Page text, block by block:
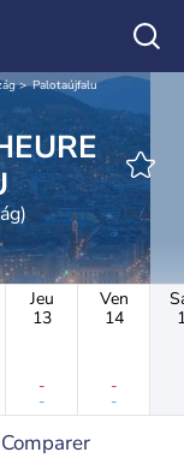
Palotaújfalu
Jeu
13
-
-
Ven
14
-
-
Comparer